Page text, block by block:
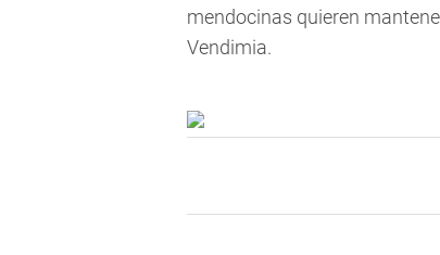
mendocinas quieren
Vendimia.